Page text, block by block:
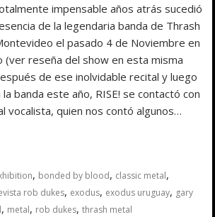
impensable años atrás sucedió
de la legendaria banda de Thrash
el pasado 4 de Noviembre en
(ver reseña del show en esta misma
de ese inolvidable recital y luego
banda este año, RISE! se contactó con
vocalista, quien nos contó algunos…
, bonded by blood, classic metal,
rob dukes, exodus, exodus uruguay, gary
, metal, rob dukes,thrash metal